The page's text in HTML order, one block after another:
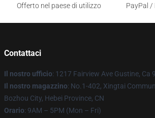
Offerto nel paese di utilizzo
PayPal /
Contattaci
Il nostro ufficio: 1217 Fairview Ave Gustine, Ca
Il nostro magazzino: No.1-402, Xingtai
Bozhou City, Hebei Province, CN
Orario: 9AM – 5PM (Mon – Fri)